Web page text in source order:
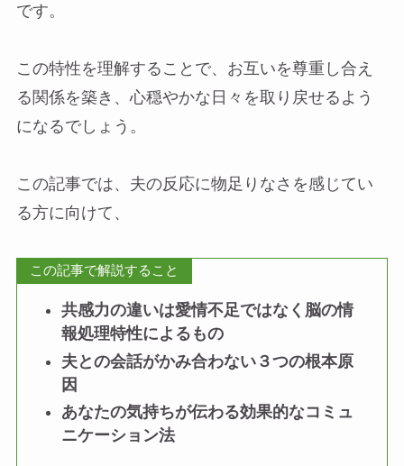
です。
この特性を理解することで、お互いを尊重し合え
る関係を築き、心穏やかな日々を取り戻せるよう
になるでしょう。
この記事では、夫の反応に物足りなさを感じてい
る方に向けて、
この記事で解説すること
共感力の違いは愛情不足ではなく脳の情
報処理特性によるもの
夫との会話がかみ合わない３つの根本原
因
あなたの気持ちが伝わる効果的なコミュ
ニケーション法